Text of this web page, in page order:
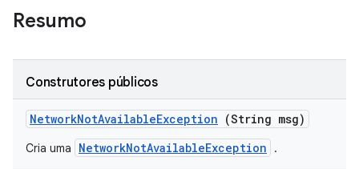
Resumo
Construtores públicos
NetworkNotAvailableException (String msg)
Cria uma NetworkNotAvailableException .